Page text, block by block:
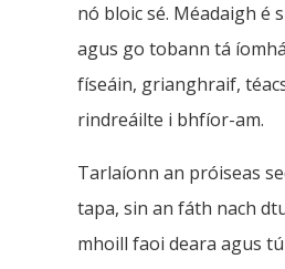
nó bloic sé. Méadaigh é
agus go tobann tá
físeáin, grianghraif,
rindreáilte i bhfíor-am.
Tarlaíonn an próiseas
tapa, sin an fáth nach
mhoill faoi deara agus